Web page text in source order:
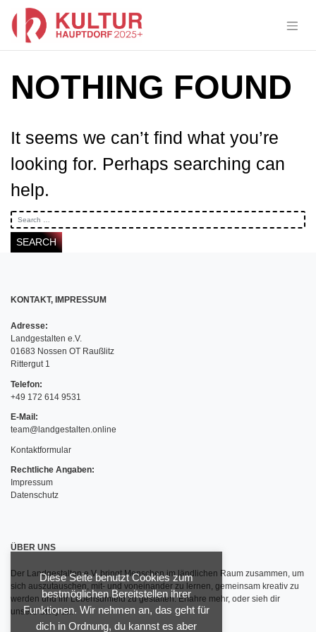
NOTHING FOUND
It seems we can’t find what you’re
looking for. Perhaps searching can
help.
KONTAKT, IMPRESSUM
Adresse:
Landgestalten e.V.
01683 Nossen OT Raußlitz
Rittergut 1
Telefon:
+49 172 614 9531
E-Mail:
team@landgestalten.online
Kontaktformular
Rechtliche Angaben:
Impressum
Datenschutz
ÜBER UNS
Der Landgestalten e.V. bringt Menschen im ländlichen Raum zusammen, um
sich auszutauschen, mit- und voneinander zu lernen, gemeinsam kreativ zu
werden und ihr Lebensumfeld zu gestalten.Erfahre mehr, oder sieh dir
unsere Storyan.
Diese Seite benutzt Cookies zum
bestmöglichen Bereitstellen ihrer
Funktionen. Wir nehmen an, das geht für
dich in Ordnung, du kannst es aber